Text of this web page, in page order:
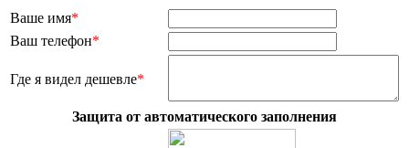
Ваше имя*
Ваш телефон*
Где я видел дешевле*
Защита от автоматического заполнения